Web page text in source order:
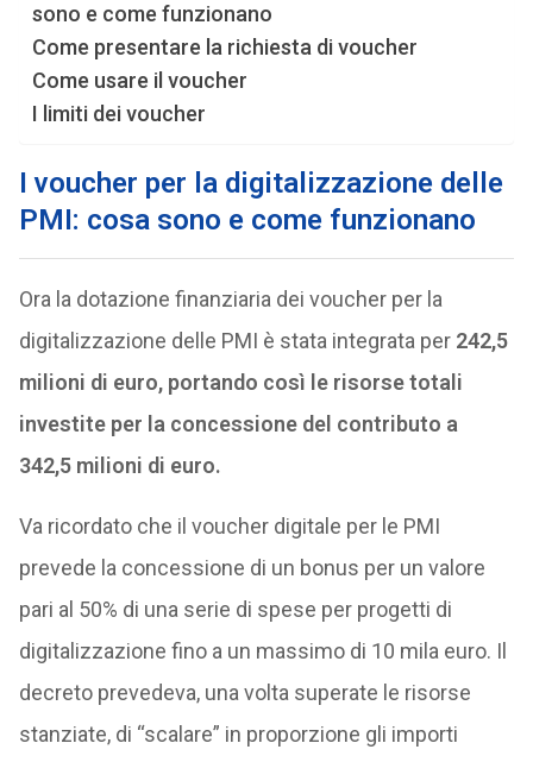
sono e come funzionano
Come presentare la richiesta di voucher
Come usare il voucher
I limiti dei voucher
I voucher per la digitalizzazione delle
PMI: cosa sono e come funzionano
Ora la dotazione finanziaria dei voucher per la
digitalizzazione delle PMI è stata integrata per 242,5
milioni di euro, portando così le risorse totali
investite per la concessione del contributo a
342,5 milioni di euro.
Va ricordato che il voucher digitale per le PMI
prevede la concessione di un bonus per un valore
pari al 50% di una serie di spese per progetti di
digitalizzazione fino a un massimo di 10 mila euro. Il
decreto prevedeva, una volta superate le risorse
stanziate, di “scalare” in proporzione gli importi